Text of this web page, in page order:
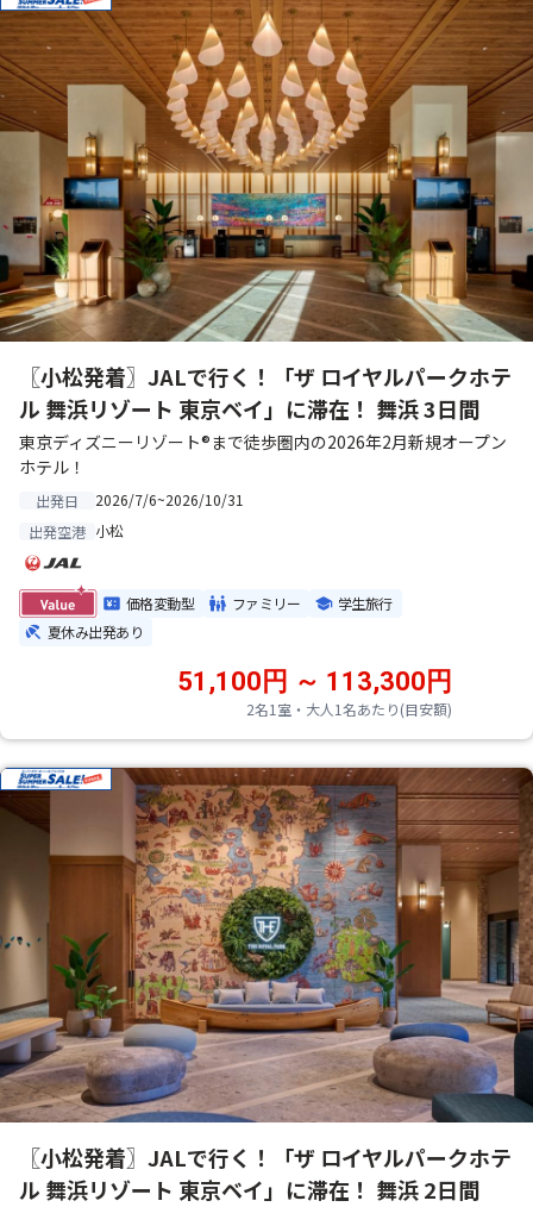
〖小松発着〗JALで行く！「ザ ロイヤルパークホテ
ル 舞浜リゾート 東京ベイ」に滞在！ 舞浜 3日間
東京ディズニーリゾート®まで徒歩圏内の2026年2月新規オープン
ホテル！
出発日
2026/7/6~2026/10/31
出発空港 小松
価格変動型 ファミリー
学生旅行
夏休み出発あり
2名1室・大人1名あたり(目安額)
51,100円 ～ 113,300円
〖小松発着〗JALで行く！「ザ ロイヤルパークホテ
ル 舞浜リゾート 東京ベイ」に滞在！ 舞浜 2日間